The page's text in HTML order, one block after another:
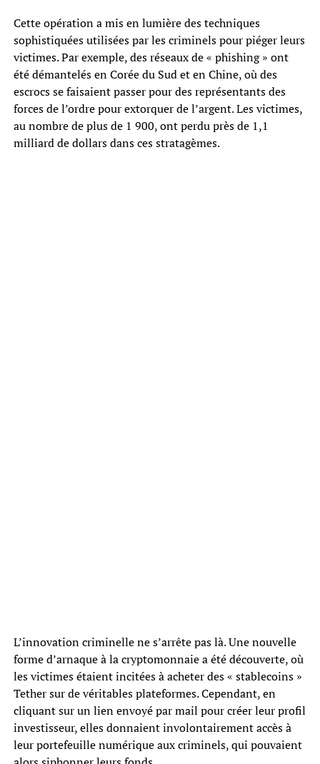
Cette opération a mis en lumière des techniques
sophistiquées utilisées par les criminels pour piéger leurs
victimes. Par exemple, des réseaux de « phishing » ont
été démantelés en Corée du Sud et en Chine, où des
escrocs se faisaient passer pour des représentants des
forces de l’ordre pour extorquer de l’argent. Les victimes,
au nombre de plus de 1 900, ont perdu près de 1,1
milliard de dollars dans ces stratagèmes.
L’innovation criminelle ne s’arrête pas là. Une nouvelle
forme d’arnaque à la cryptomonnaie a été découverte, où
les victimes étaient incitées à acheter des « stablecoins »
Tether sur de véritables plateformes. Cependant, en
cliquant sur un lien envoyé par mail pour créer leur profil
investisseur, elles donnaient involontairement accès à
leur portefeuille numérique aux criminels, qui pouvaient